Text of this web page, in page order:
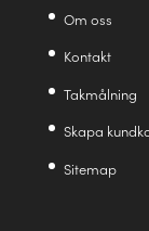
Om oss
Kontakt
Takmålning
Skapa
Sitemap